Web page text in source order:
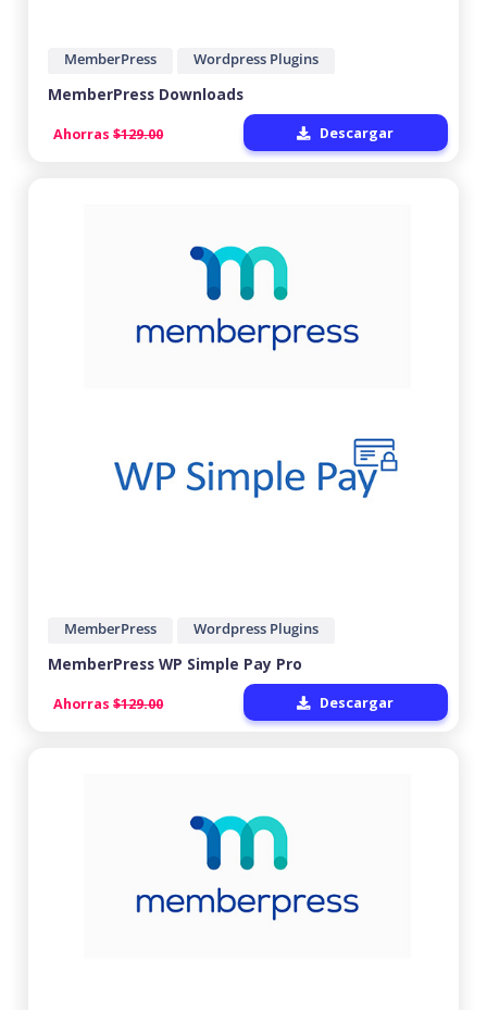
MemberPress Wordpress Plugins
MemberPress Downloads
Ahorras$129.00 Descargar
MemberPress Wordpress Plugins
MemberPress WP Simple Pay Pro
Ahorras$129.00 Descargar